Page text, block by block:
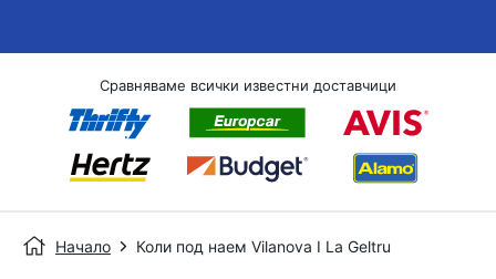
Сравняваме всички известни доставчици
Начало Коли под наем Vilanova I La Geltru